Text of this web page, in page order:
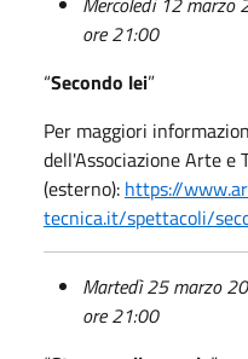
ore 21:00
“Secondo lei”
Per maggiori
dell'Associazione Arte e
(esterno): https://
tecnica.it/spettacoli/
Martedì 25 marzo
ore 21:00